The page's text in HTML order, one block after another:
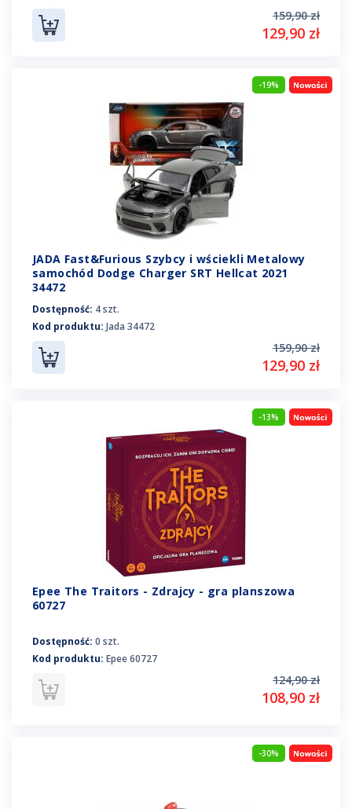
159,90 zł
129,90 zł
-19%
JADA Fast&Furious Szybcy i wściekli Metalowy
samochód Dodge Charger SRT Hellcat 2021
34472
Dostępność: 4 szt.
Kod produktu: Jada 34472
159,90 zł
129,90 zł
-13%
Epee The Traitors - Zdrajcy - gra planszowa
60727
Dostępność: 0 szt.
Kod produktu: Epee 60727
124,90 zł
108,90 zł
-30%